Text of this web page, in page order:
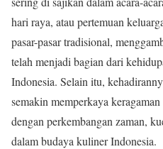
hari raya, atau pertemuan
pasar-pasar tradisional,
telah menjadi bagian dari
Indonesia. Selain itu,
semakin memperkaya
dengan perkembangan zaman,
dalam budaya kuliner Indonesia.